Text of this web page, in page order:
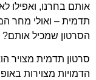
אותם בחרנו, ואפילו
תדמית – ואולי מחר
הסרטון שמכיל אותם?
סרטון תדמית מצויר
הדמויות מצוירות